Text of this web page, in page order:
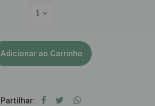
1
Adicionar ao Carrinho
Partilhar: